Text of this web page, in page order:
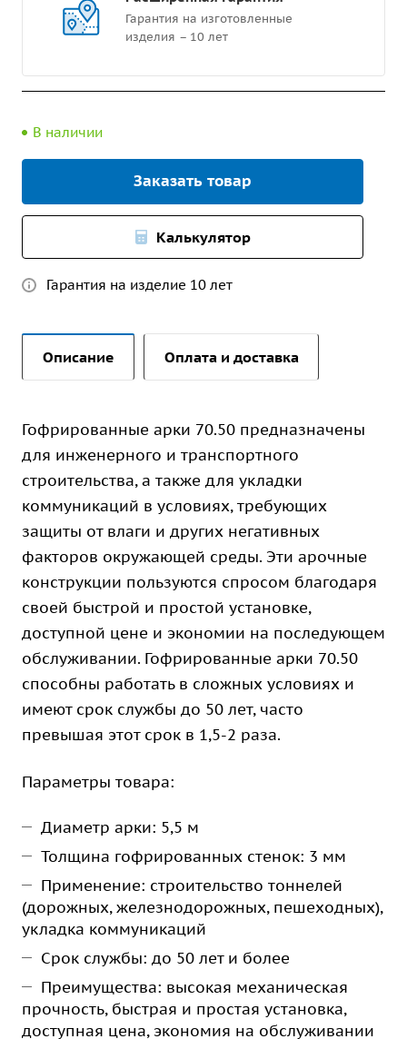
Гарантия на изготовленные
изделия – 10 лет
В наличии
Заказать товар
Калькулятор
Гарантия на изделие 10 лет
Описание Оплата и доставка
Гофрированные арки 70.50 предназначены
для инженерного и транспортного
строительства, а также для укладки
коммуникаций в условиях, требующих
защиты от влаги и других негативных
факторов окружающей среды. Эти арочные
конструкции пользуются спросом благодаря
своей быстрой и простой установке,
доступной цене и экономии на последующем
обслуживании. Гофрированные арки 70.50
способны работать в сложных условиях и
имеют срок службы до 50 лет, часто
превышая этот срок в 1,5-2 раза.
Параметры товара:
Диаметр арки: 5,5 м
Толщина гофрированных стенок: 3 мм
Применение: строительство тоннелей
(дорожных, железнодорожных, пешеходных),
укладка коммуникаций
Срок службы: до 50 лет и более
Преимущества: высокая механическая
прочность, быстрая и простая установка,
доступная цена, экономия на обслуживании